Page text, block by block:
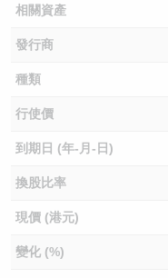
相關資產
發行商
種類
行使價
到期日 (年-月-日)
換股比率
現價 (港元)
變化 (%)